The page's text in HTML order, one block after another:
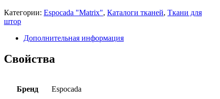
Категории: Espocada "Matrix", Каталоги тканей, Ткани для
штор
Дополнительная информация
Свойства
Бренд Espocada